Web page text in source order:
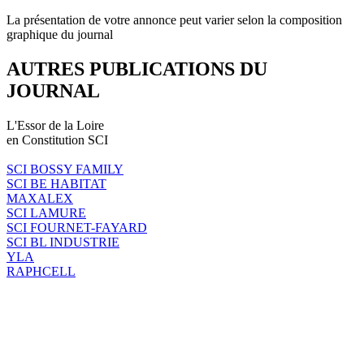
La présentation de votre annonce peut varier selon la composition
graphique du journal
AUTRES PUBLICATIONS DU
JOURNAL
L'Essor de la Loire
en Constitution SCI
SCI BOSSY FAMILY
SCI BE HABITAT
MAXALEX
SCI LAMURE
SCI FOURNET-FAYARD
SCI BL INDUSTRIE
YLA
RAPHCELL